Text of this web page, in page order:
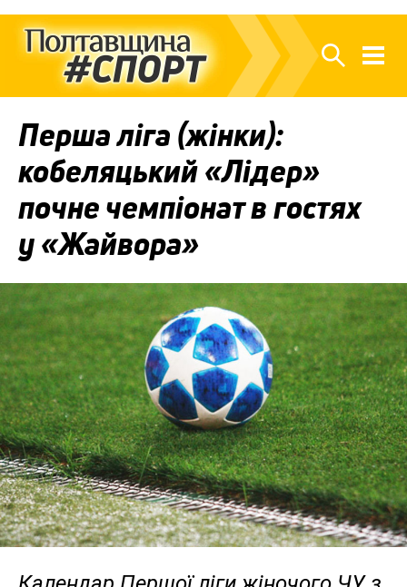
Перша ліга (жінки):
кобеляцький «Лідер»
почне чемпіонат в гостях
у «Жайвора»